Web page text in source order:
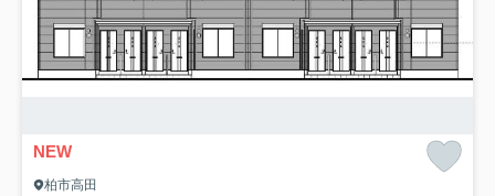
NEW
柏市高田